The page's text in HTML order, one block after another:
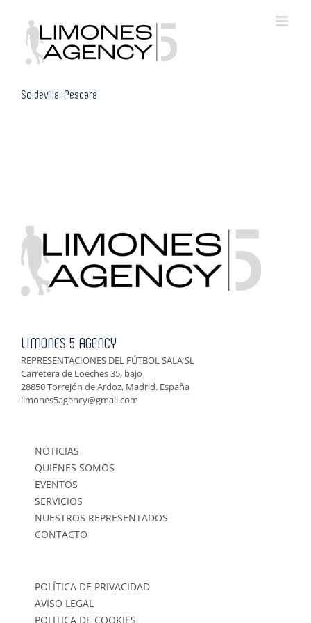
content
Soldevilla_Pescara
LIMONES 5 AGENCY
REPRESENTACIONES DEL FÚTBOL SALA SL
Carretera de Loeches 35, bajo
28850 Torrejón de Ardoz, Madrid. España
limones5agency@gmail.com
NOTICIAS
QUIENES SOMOS
EVENTOS
SERVICIOS
NUESTROS REPRESENTADOS
CONTACTO
POLÍTICA DE PRIVACIDAD
AVISO LEGAL
POLITICA DE COOKIES